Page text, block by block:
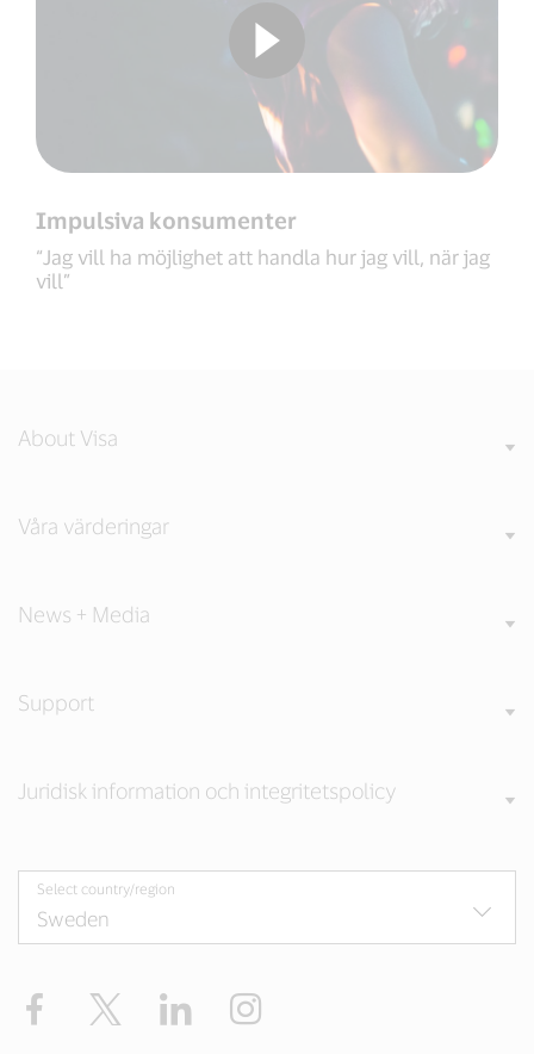
Impulsiva konsumenter
“Jag vill ha möjlighet att handla hur jag vill, när jag
vill”
About Visa
Våra värderingar
News + Media
Support
Juridisk information och integritetspolicy
Select country/region
Facebook Twitter LinkedIn